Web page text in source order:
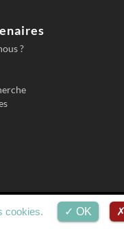
?
Mentions légales
cookies. OK